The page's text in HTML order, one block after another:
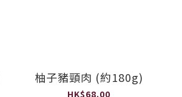
柚子豬頸肉 (約180g)
HK$68.00